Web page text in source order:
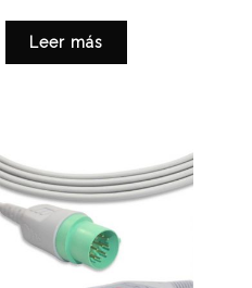
Leer más